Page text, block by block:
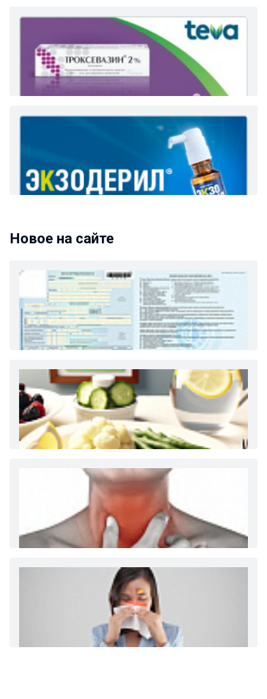
Новое на сайте
Как и сколько денег можно получить по
Диета 7 стол при заболеваниях почек (острый и
Ларингит: все о ларингите и его лечении. Как
спасти свой голос.